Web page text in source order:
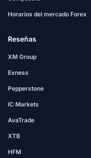
Horarios del mercado Forex
Reseñas
XM Group
Exness
Pepperstone
IC Markets
AvaTrade
XTB
HFM